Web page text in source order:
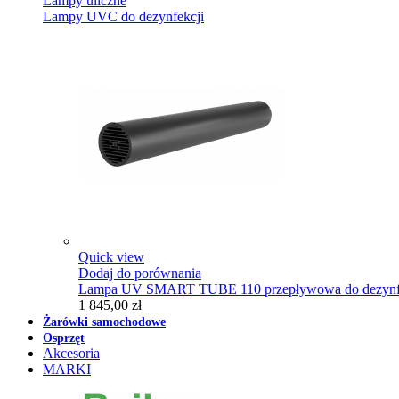
Lampy UVC do dezynfekcji
Quick view
Dodaj do porównania
Lampa UV SMART TUBE 110 przepływowa do
1 845,00 zł
Żarówki samochodowe
Osprzęt
Akcesoria
MARKI